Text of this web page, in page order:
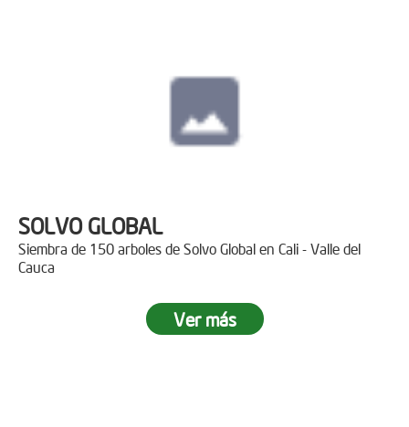
SOLVO GLOBAL
Siembra de 150 arboles de Solvo Global en Cali - Valle del
Cauca
Ver más